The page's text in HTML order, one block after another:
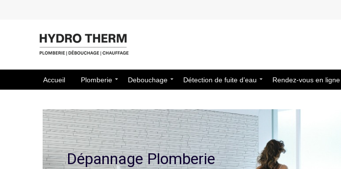
Accueil Plomberie Debouchage Détection de fuite d’eau Rendez-vous en ligne
Dépannage Plomberie